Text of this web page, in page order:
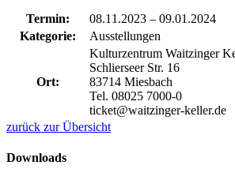
Termin: 08.11.2023 – 09.01.2024
Kategorie:
Ausstellungen
Ort:
Kulturzentrum Waitzinger
Schlierseer Str. 16
83714 Miesbach
Tel. 08025 7000-0
ticket@waitzinger-keller.de
zurück zur Übersicht
Downloads